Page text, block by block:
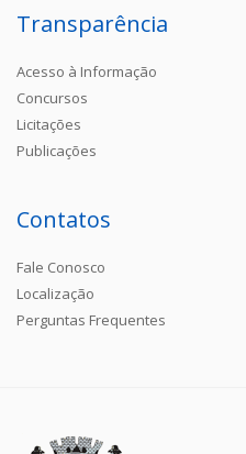
Transparência
Acesso à Informação
Concursos
Licitações
Publicações
Contatos
Fale Conosco
Localização
Perguntas Frequentes